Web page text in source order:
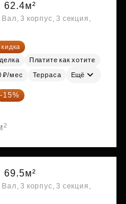
62.4м²
3 корпус, 3 секция,
Платите как хотите
₽/мес Терраса Ещё
-15%
69.5м²
3 корпус, 3 секция,